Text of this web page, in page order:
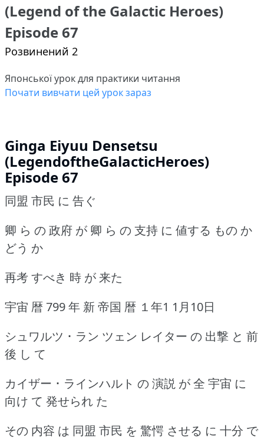
(Legend of the Galactic Heroes)
Episode 67
Розвинений 2
Японської урок для практики читання
Почати вивчати цей урок зараз
Ginga Eiyuu Densetsu
(LegendoftheGalacticHeroes)
Episode 67
同盟 市民 に 告ぐ
卿 ら の 政府 が 卿 ら の 支持 に 値する もの か
どう か
再考 すべき 時 が 来た
宇宙 暦 799 年 新 帝国 暦 １年1 1月10日
シュワルツ ･ ラン ツェン レイター の 出撃 と 前
後 し て
カイザー ･ ラインハルト の 演説 が 全 宇宙 に
向け て 発せられ た
その 内容 は 同盟 市民 を 驚愕 させる に 十分 で